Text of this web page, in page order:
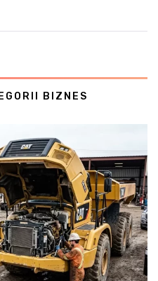
BIZNES